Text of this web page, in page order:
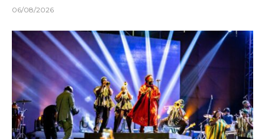
06/08/2026